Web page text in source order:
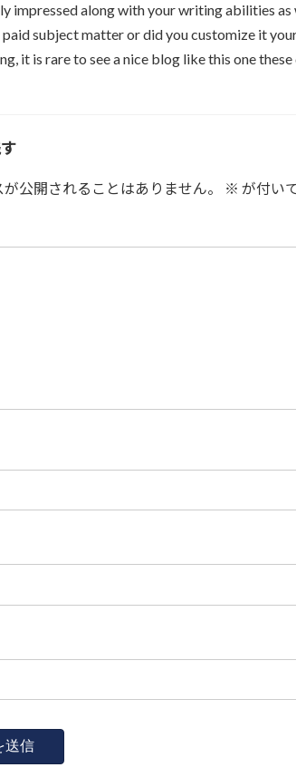
impressed along with your writing abilities
paid subject matter or did you customize it
it is rare to see a nice blog like this one these
公開されることはありません。 ※ が付い